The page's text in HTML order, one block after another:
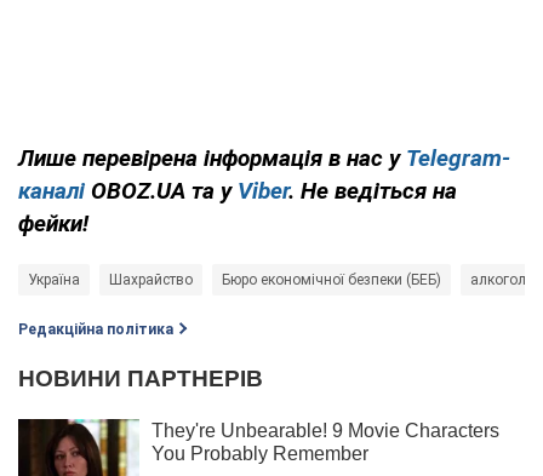
Лише перевірена інформація в нас у Telegram-
каналі OBOZ.UA та у Viber. Не ведіться на
фейки!
Україна Шахрайство Бюро економічної безпеки (БЕБ) алкоголь
Редакційна політика